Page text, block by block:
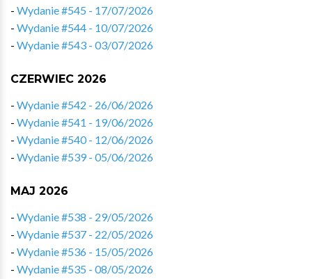
- Wydanie #545 - 17/07/2026
- Wydanie #544 - 10/07/2026
- Wydanie #543 - 03/07/2026
CZERWIEC 2026
- Wydanie #542 - 26/06/2026
- Wydanie #541 - 19/06/2026
- Wydanie #540 - 12/06/2026
- Wydanie #539 - 05/06/2026
MAJ 2026
- Wydanie #538 - 29/05/2026
- Wydanie #537 - 22/05/2026
- Wydanie #536 - 15/05/2026
- Wydanie #535 - 08/05/2026